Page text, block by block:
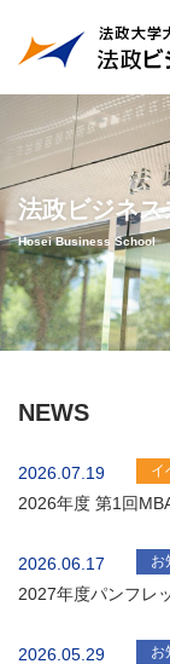
法政ビジネス
Hosei Business School
NEWS
2026.07.19 イ
2026年度 第1回
2026.06.17 お
2027年度パンフレ
2026.05.29 お